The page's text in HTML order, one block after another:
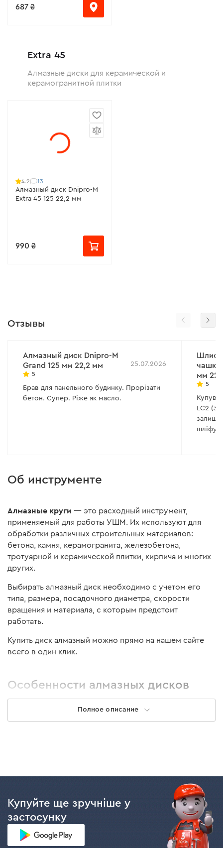
687 ₴
Extra 45
Алмазные диски для керамической и
керамогранитной плитки
4.2 13
Алмазный диск Dnipro-M
Extra 45 125 22,2 мм
990 ₴
Отзывы
Алмазный диск Dnipro-M
Grand 125 мм 22,2 мм
5
25.07.2026
Брав для панельного будинку. Прорізати
бетон. Супер. Ріже як масло.
чашка
мм
5
LC2
Об инструменте
Алмазные круги — это расходный инструмент,
применяемый для работы УШМ. Их используют для
обработки различных строительных материалов:
бетона, камня, керамогранита, железобетона,
тротуарной и керамической плитки, кирпича и многих
других.
Выбирать алмазный диск необходимо с учетом его
типа, размера, посадочного диаметра, скорости
вращения и материала, с которым предстоит
работать.
Купить диск алмазный можно прямо на нашем сайте
всего в один клик.
Особенности алмазных дисков
Алмазные диски имеют различные конструктивные и
технологические различия, которые позволяют
сплошные — имеют цельную кромку.
Предпочтительны для точного и аккуратного реза;
сегментированные — кромка таких дисков имеет
сегментные вырезы одинаковых размеров по
всей окружности. Это увеличивает скорость
Полное описание
Купуйте ще зручніше у
застосунку